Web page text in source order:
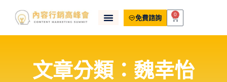
免費諮詢 0
文章分類：魏幸怡